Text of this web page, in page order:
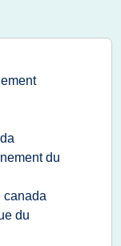
du
canada
du